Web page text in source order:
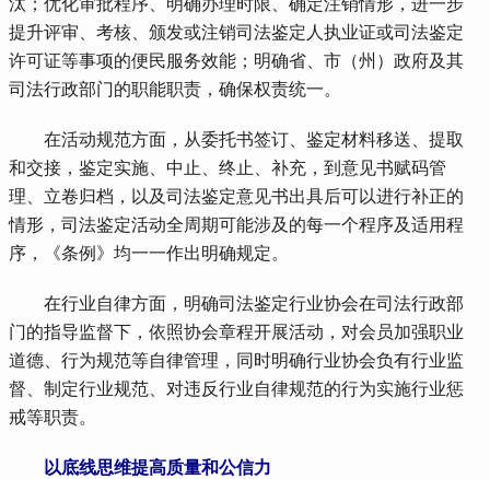
汰；优化审批程序、明确办理时限、确定注销情形，进一步
提升评审、考核、颁发或注销司法鉴定人执业证或司法鉴定
许可证等事项的便民服务效能；明确省、市（州）政府及其
司法行政部门的职能职责，确保权责统一。
在活动规范方面，从委托书签订、鉴定材料移送、提取
和交接，鉴定实施、中止、终止、补充，到意见书赋码管
理、立卷归档，以及司法鉴定意见书出具后可以进行补正的
情形，司法鉴定活动全周期可能涉及的每一个程序及适用程
序，《条例》均一一作出明确规定。
在行业自律方面，明确司法鉴定行业协会在司法行政部
门的指导监督下，依照协会章程开展活动，对会员加强职业
道德、行为规范等自律管理，同时明确行业协会负有行业监
督、制定行业规范、对违反行业自律规范的行为实施行业惩
戒等职责。
以底线思维提高质量和公信力